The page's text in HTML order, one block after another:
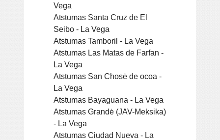
Vega
Atstumas Santa Cruz de El
Seibo - La Vega
Atstumas Tamboril - La Vega
Atstumas Las Matas de Farfan -
La Vega
Atstumas San Chosė de ocoa -
La Vega
Atstumas Bayaguana - La Vega
Atstumas Grandė (JAV-Meksika)
- La Vega
Atstumas Ciudad Nueva - La